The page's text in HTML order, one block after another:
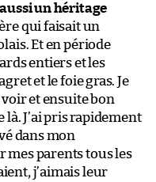
un héritage
qui faisait un
Et en période
entiers et les
et le foie gras. Je
voir et ensuite bon
là. J’ai pris rapidement
dans mon
mes parents tous les
j’aimais leur